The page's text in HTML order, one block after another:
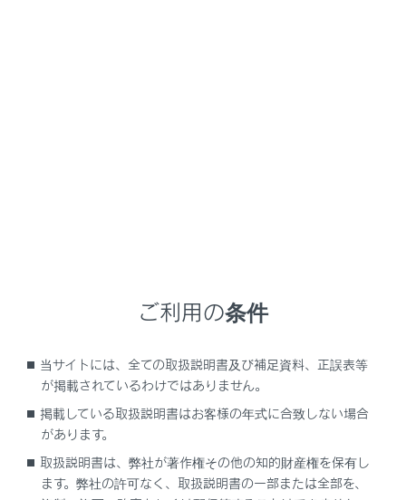
車の現在地の表示
地図のスケール（縮尺）の切りかえ
地図の向きの切りかえ
地図の動かし方
ご利用の条件
当サイトには、全ての取扱説明書及び補足資料、正誤表等
が掲載されているわけではありません。
掲載している取扱説明書はお客様の年式に合致しない場合
があります。
取扱説明書は、弊社が著作権その他の知的財産権を保有し
ます。弊社の許可なく、取扱説明書の一部または全部を、